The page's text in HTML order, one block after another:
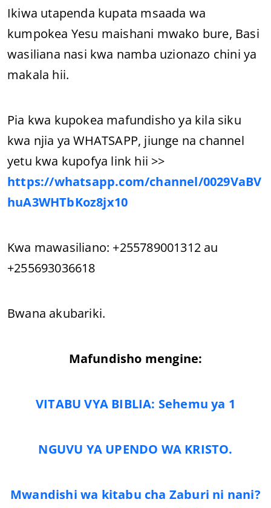
Ikiwa utapenda kupata msaada wa
kumpokea Yesu maishani mwako bure, Basi
wasiliana nasi kwa namba uzionazo chini ya
makala hii.
Pia kwa kupokea mafundisho ya kila siku
kwa njia ya WHATSAPP, jiunge na channel
yetu kwa kupofya link hii >>
https://whatsapp.com/channel/0029VaBV
huA3WHTbKoz8jx10
Kwa mawasiliano: +255789001312 au
+255693036618
Bwana akubariki.
Mafundisho mengine:
VITABU VYA BIBLIA: Sehemu ya 1
NGUVU YA UPENDO WA KRISTO.
Mwandishi wa kitabu cha Zaburi ni nani?